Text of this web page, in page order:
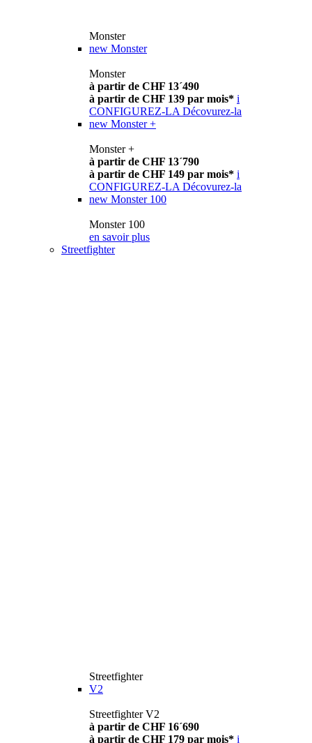
Monster
new Monster
Monster
à partir de CHF 13´490
à partir de CHF 139 par mois* i
CONFIGUREZ-LA Décovurez-la
new Monster +
Monster +
à partir de CHF 13´790
à partir de CHF 149 par mois* i
CONFIGUREZ-LA Décovurez-la
new Monster 100
Monster 100
en savoir plus
Streetfighter
Streetfighter
V2
Streetfighter V2
à partir de CHF 16´690
à partir de CHF 179 par mois* i